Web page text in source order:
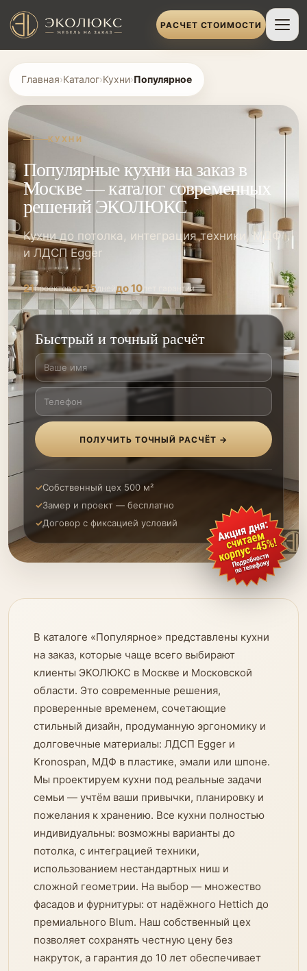
РАСЧЕТ СТОИМОСТИ
Главная›Каталог›Кухни›Популярное
КУХНИ
Популярные кухни на заказ в
Москве — каталог современных
решений ЭКОЛЮКС
Кухни до потолка, интеграция техники, МДФ
и ЛДСП Egger
21проектовот 15 до 10 лет гарантии
Быстрый и точный расчёт
ПОЛУЧИТЬ ТОЧНЫЙ РАСЧЁТ →
Собственный цех 500 м²
Замер и проект — бесплатно
Договор с фиксацией условий
В каталоге «Популярное» представлены кухни
на заказ, которые чаще всего выбирают
клиенты ЭКОЛЮКС в Москве и Московской
области. Это современные решения,
проверенные временем, сочетающие
стильный дизайн, продуманную эргономику и
долговечные материалы: ЛДСП Egger и
Kronospan, МДФ в пластике, эмали или шпоне.
Мы проектируем кухни под реальные задачи
семьи — учтём ваши привычки, планировку и
пожелания к хранению. Все кухни полностью
индивидуальны: возможны варианты до
потолка, с интеграцией техники,
использованием нестандартных ниш и
сложной геометрии. На выбор — множество
фасадов и фурнитуры: от надёжного Hettich до
премиального Blum. Наш собственный цех
позволяет сохранять честную цену без
накруток, а гарантия до 10 лет обеспечивает